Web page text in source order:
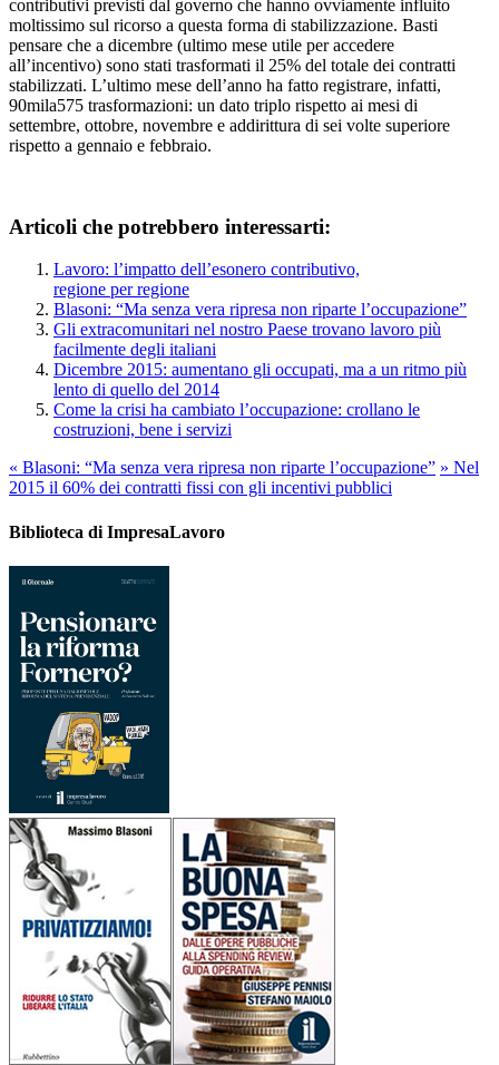
contributivi previsti dal governo che hanno ovviamente influito
moltissimo sul ricorso a questa forma di stabilizzazione. Basti
pensare che a dicembre (ultimo mese utile per accedere
all’incentivo) sono stati trasformati il 25% del totale dei contratti
stabilizzati. L’ultimo mese dell’anno ha fatto registrare, infatti,
90mila575 trasformazioni: un dato triplo rispetto ai mesi di
settembre, ottobre, novembre e addirittura di sei volte superiore
rispetto a gennaio e febbraio.
Articoli che potrebbero interessarti:
Lavoro: l’impatto dell’esonero contributivo,
regione per regione
Blasoni: “Ma senza vera ripresa non riparte l’occupazione”
Gli extracomunitari nel nostro Paese trovano lavoro più
facilmente degli italiani
Dicembre 2015: aumentano gli occupati, ma a un ritmo più
lento di quello del 2014
Come la crisi ha cambiato l’occupazione: crollano le
costruzioni, bene i servizi
« Blasoni: “Ma senza vera ripresa non riparte l’occupazione” » Nel
2015 il 60% dei contratti fissi con gli incentivi pubblici
Biblioteca di ImpresaLavoro